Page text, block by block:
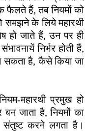
फैलते हैं, तब नियमों को
समझने के लिये महारथी
हो जाते हैं, उन पर ही
निर्भर होती हैं,
सकता है, कैसे किया जा
महारथी प्रमुख हो
जाता है, नियमों का
करने लगता है।